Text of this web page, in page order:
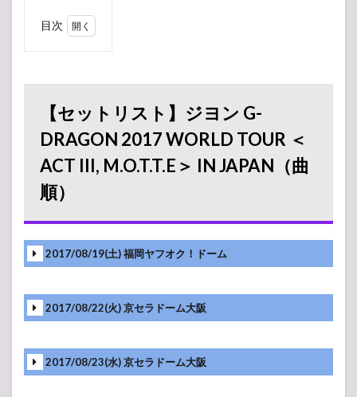
目次
DRAGON
2017
WORLD
TOUR ＜
ACT III,
M.O.T.T.E
＞ IN
JAPAN（曲
順）
2
【グ
ッズ情報】
2017
WORLD
ACT III,
M.O.T.T.E
＞ IN
【セットリスト】ジヨン G-
DRAGON 2017 WORLD TOUR ＜
ACT III, M.O.T.T.E＞ IN JAPAN（曲
順）
2017/08/19(土) 福岡ヤフオク！ドーム
2017/08/22(火) 京セラドーム大阪
2017/08/23(水) 京セラドーム大阪